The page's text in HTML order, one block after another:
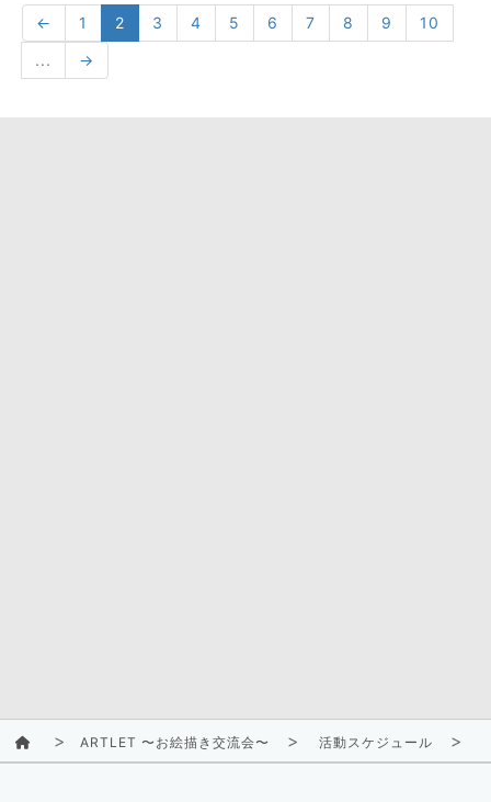
← 1 2 3 4 5 6 7 8 9
10
...
→
ARTLET 〜お絵描き交流会〜 活動スケジュール